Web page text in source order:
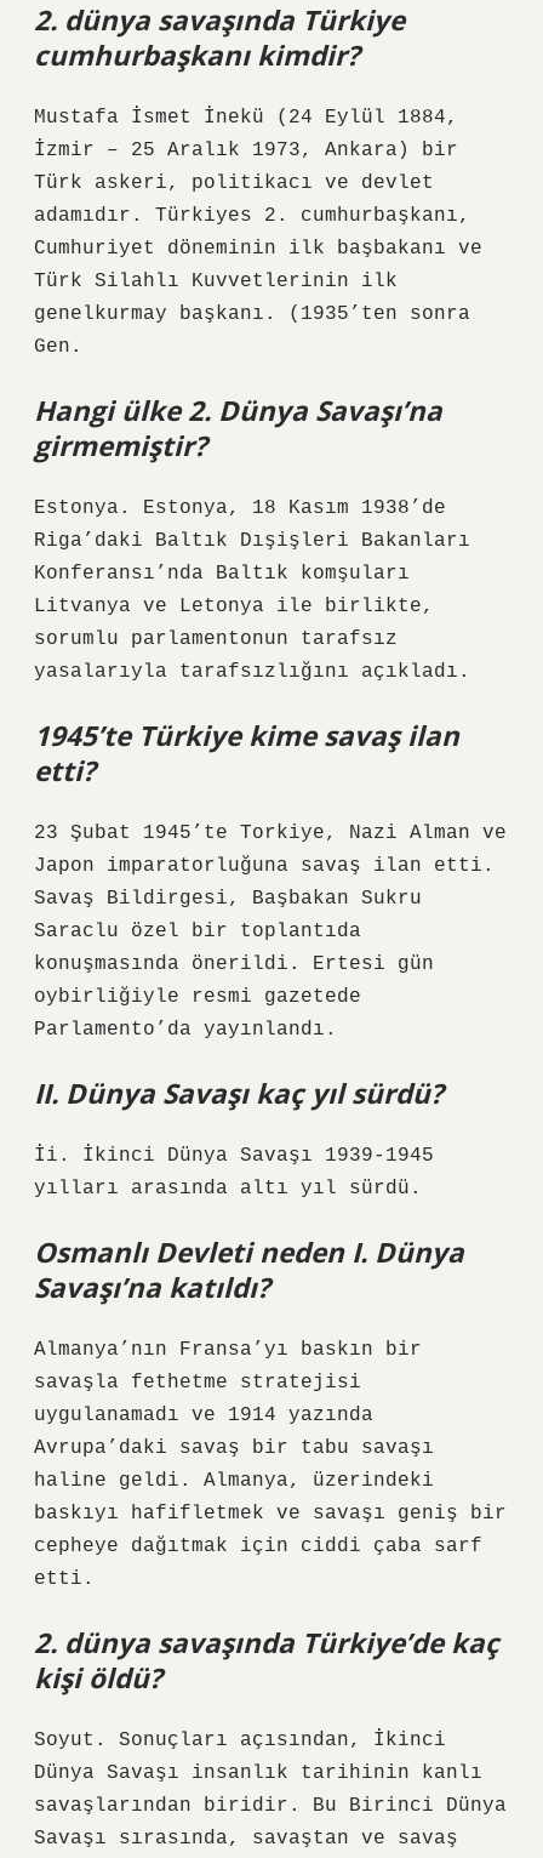
2. dünya savaşında Türkiye
cumhurbaşkanı kimdir?
Mustafa İsmet İnekü (24 Eylül 1884,
İzmir – 25 Aralık 1973, Ankara) bir
Türk askeri, politikacı ve devlet
adamıdır. Türkiyes 2. cumhurbaşkanı,
Cumhuriyet döneminin ilk başbakanı ve
Türk Silahlı Kuvvetlerinin ilk
genelkurmay başkanı. (1935’ten sonra
Gen.
Hangi ülke 2. Dünya Savaşı’na
girmemiştir?
Estonya. Estonya, 18 Kasım 1938’de
Riga’daki Baltık Dışişleri Bakanları
Konferansı’nda Baltık komşuları
Litvanya ve Letonya ile birlikte,
sorumlu parlamentonun tarafsız
yasalarıyla tarafsızlığını açıkladı.
1945’te Türkiye kime savaş ilan
etti?
23 Şubat 1945’te Torkiye, Nazi Alman ve
Japon imparatorluğuna savaş ilan etti.
Savaş Bildirgesi, Başbakan Sukru
Saraclu özel bir toplantıda
konuşmasında önerildi. Ertesi gün
oybirliğiyle resmi gazetede
Parlamento’da yayınlandı.
II. Dünya Savaşı kaç yıl sürdü?
İi. İkinci Dünya Savaşı 1939-1945
yılları arasında altı yıl sürdü.
Osmanlı Devleti neden I. Dünya
Savaşı’na katıldı?
Almanya’nın Fransa’yı baskın bir
savaşla fethetme stratejisi
uygulanamadı ve 1914 yazında
Avrupa’daki savaş bir tabu savaşı
haline geldi. Almanya, üzerindeki
baskıyı hafifletmek ve savaşı geniş bir
cepheye dağıtmak için ciddi çaba sarf
etti.
2. dünya savaşında Türkiye’de kaç
kişi öldü?
Soyut. Sonuçları açısından, İkinci
Dünya Savaşı insanlık tarihinin kanlı
savaşlarından biridir. Bu Birinci Dünya
Savaşı sırasında, savaştan ve savaş